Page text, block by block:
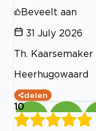
Beveelt aan
31 July 2026
Th. Kaarsemaker
Heerhugowaard
delen
10